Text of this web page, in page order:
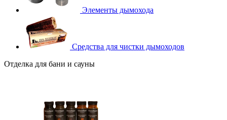
Элементы дымохода
Средства для чистки дымоходов
Отделка для бани и сауны